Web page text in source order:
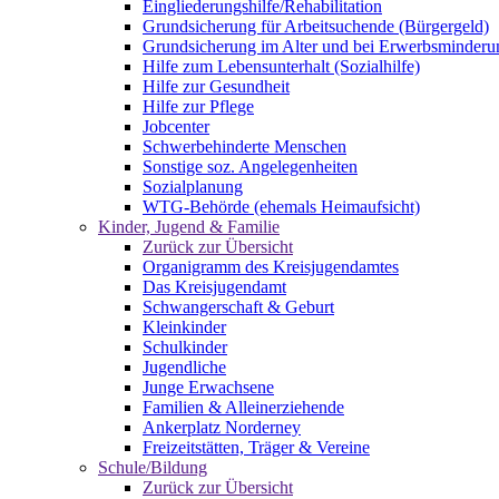
Eingliederungshilfe/Rehabilitation
Grundsicherung für Arbeitsuchende (Bürgergeld)
Grundsicherung im Alter und bei
Hilfe zum Lebensunterhalt (Sozialhilfe)
Hilfe zur Gesundheit
Hilfe zur Pflege
Jobcenter
Schwerbehinderte Menschen
Sonstige soz. Angelegenheiten
Sozialplanung
WTG-Behörde (ehemals Heimaufsicht)
Kinder, Jugend & Familie
Zurück zur Übersicht
Organigramm des Kreisjugendamtes
Das Kreisjugendamt
Schwangerschaft & Geburt
Kleinkinder
Schulkinder
Jugendliche
Junge Erwachsene
Familien & Alleinerziehende
Ankerplatz Norderney
Freizeitstätten, Träger & Vereine
Schule/Bildung
Zurück zur Übersicht